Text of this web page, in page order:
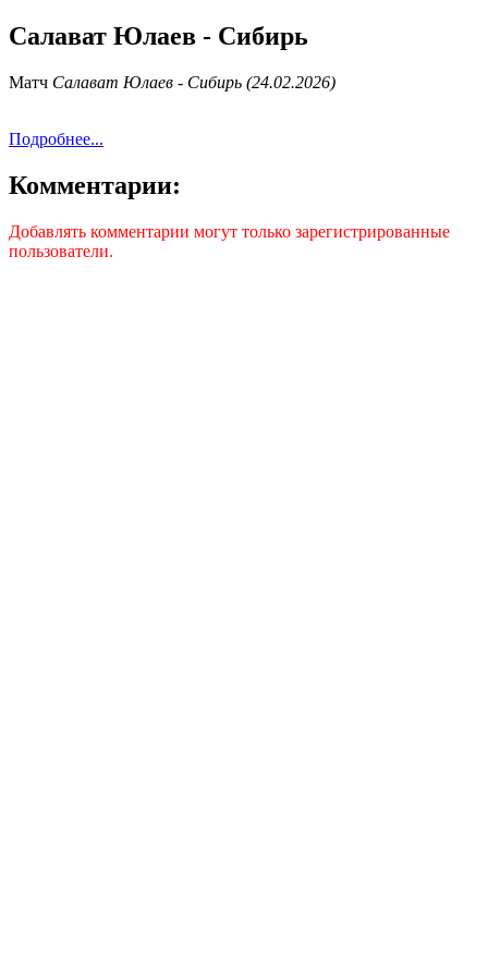
Салават Юлаев - Сибирь
Матч Салават Юлаев - Сибирь (24.02.2026)
Подробнее...
Комментарии:
Добавлять комментарии могут только зарегистрированные
пользователи.